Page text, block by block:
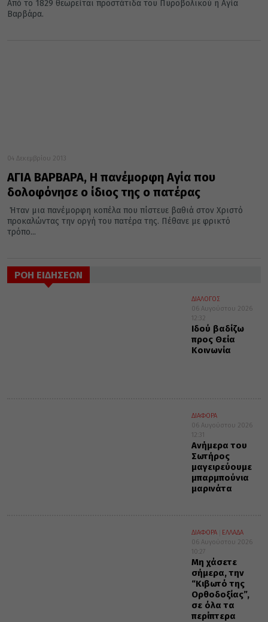
Από το 1829 θεωρείται προστάτιδα του Πυροβολικού η Αγία
Βαρβάρα.
04 Δεκεμβρίου 2013
ΑΓΙΑ ΒΑΡΒΑΡΑ, Η πανέμορφη Αγία που
δολοφόνησε ο ίδιος της ο πατέρας
Ήταν μια πανέμορφη κοπέλα που πίστευε βαθιά στον Χριστό
προκαλώντας την οργή του πατέρα της. Πέθανε με φρικτό
τρόπο...
ΡΟΗ ΕΙΔΗΣΕΩΝ
ΔΙΑΛΟΓΟΣ
06 Αυγούστου 2026
12:32
Ιδού βαδίζω
προς Θεία
Κοινωνία
ΔΙΑΦΟΡΑ
06 Αυγούστου 2026
12:31
Ανήμερα του
Σωτήρος
μαγειρεύουμε
μπαρμπούνια
μαρινάτα
ΔΙΑΦΟΡΑ
ΕΛΛΑΔΑ
06 Αυγούστου 2026
10:27
Μη χάσετε
σήμερα, την
“Κιβωτό της
Ορθοδοξίας”,
σε όλα τα
περίπτερα